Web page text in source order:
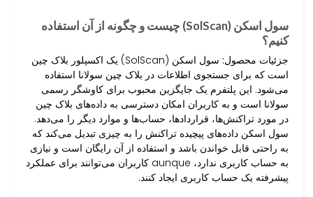
سول اسکن (SolScan) چیست و چگونه از آن استفاده
کنیم؟
جزئیات محصول:
سول اسکن (SolScan) یک اکسپلور بلاک چین
است که برای جستجوی اطلاعات در بلاک چین سولانا استفاده
می‌شود. این پلتفرم یک جایگزین محبوب برای کاوشگر رسمی
سولانا است و به کاربران امکان دسترسی به داده‌های بلاک چین
در مورد تراکنش‌ها، قراردادها، حساب‌ها و موارد دیگر را می‌دهد.
سول اسکن داده‌های پیچیده تراکنش را به چیزی تبدیل می‌کند که
به راحتی قابل خواندن باشد و استفاده از آن رایگان است و نیازی
به حساب کاربری ندارد، aunque کاربران می‌توانند برای عملکرد
پیشرفته یک حساب کاربری ایجاد کنند.